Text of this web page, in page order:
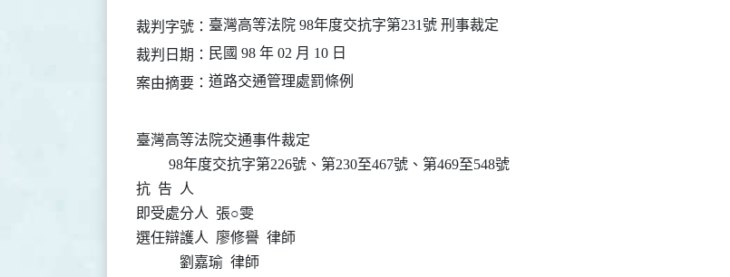
裁判字號： 臺灣高等法院 98年度交抗字第231號 刑事裁定
裁判日期： 民國 98 年 02 月 10 日
案由摘要： 道路交通管理處罰條例
臺灣高等法院交通事件裁定
         98年度交抗字第226號、第230至467號、第469至548號
抗  告  人
即受處分人  張○雯
選任辯護人  廖修譽  律師
            劉嘉瑜  律師